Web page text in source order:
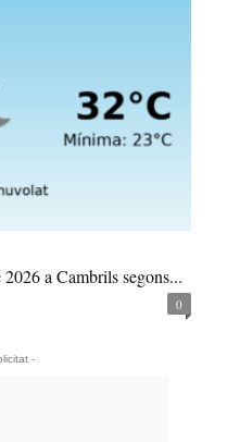
a Cambrils segons...
0
-